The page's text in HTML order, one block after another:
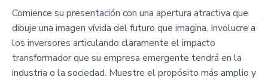
Comience su presentación con una apertura atractiva que
dibuje una imagen vívida del futuro que imagina. Involucre a
los inversores articulando claramente el impacto
transformador que su empresa emergente tendrá en la
industria o la sociedad. Muestre el propósito más amplio y